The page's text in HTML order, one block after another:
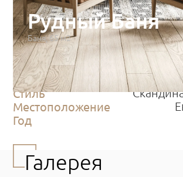
Рудный Баня
Баня, 65 м2
Категория
Тип
Площадь
Стиль
Местоположение
Год
Галерея